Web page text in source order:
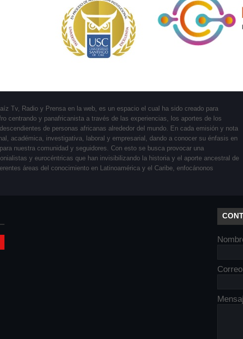
Tv, Radio y Prensa en la web, es un espacio el cual ha sido creado para
centrando y panafricanista a través de las experiencias, los aportes de los
de personas africanas alrededor del mundo. En cada emisión y nota
académica, investigativa, laboral y empresarial, dando a conocer su énfasis en
nuestra comunidad y seguidores. Con esto se busca provocar una
y eurocéntricas que han invisibilizando la historia y el aporte ancestral de
áreas del conocimiento en Latinoamérica y el Caribe, enfocánonos